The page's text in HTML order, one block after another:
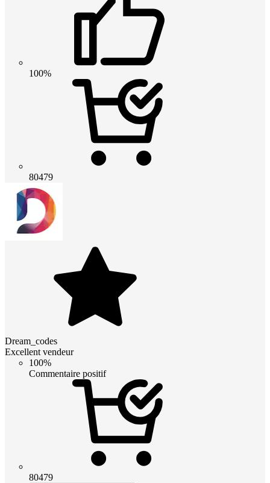
100%
80479
Dream_codes
Excellent vendeur
100%
Commentaire positif
80479